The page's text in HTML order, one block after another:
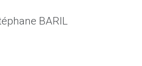
BARIL